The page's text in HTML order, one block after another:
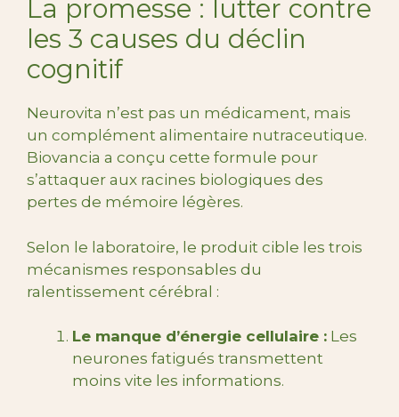
La promesse : lutter contre
les 3 causes du déclin
cognitif
Neurovita n’est pas un médicament, mais
un complément alimentaire nutraceutique.
Biovancia a conçu cette formule pour
s’attaquer aux racines biologiques des
pertes de mémoire légères.
Selon le laboratoire, le produit cible les trois
mécanismes responsables du
ralentissement cérébral :
Le manque d’énergie cellulaire : Les
neurones fatigués transmettent
moins vite les informations.